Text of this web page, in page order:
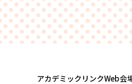
アカデミックリンクWeb会